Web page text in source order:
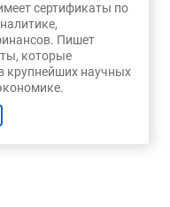
сертификаты по
Пишет
которые
крупнейших научных